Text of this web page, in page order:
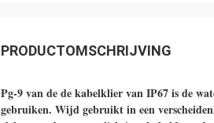
PRODUCTOMSCHRIJVING
Pg-9 van de de kabelklier van IP67 is de
gebruiken. Wijd gebruikt in een